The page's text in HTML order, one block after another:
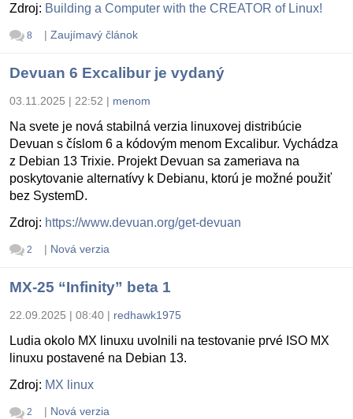
Zdroj: Building a Computer with the CREATOR of Linux!
8 | Zaujímavý článok
Devuan 6 Excalibur je vydaný
03.11.2025 | 22:52 | menom
Na svete je nová stabilná verzia linuxovej distribúcie
Devuan s číslom 6 a kódovým menom Excalibur. Vychádza
z Debian 13 Trixie. Projekt Devuan sa zameriava na
poskytovanie alternatívy k Debianu, ktorú je možné použiť
bez SystemD.
Zdroj: https://www.devuan.org/get-devuan
2 | Nová verzia
MX-25 “Infinity” beta 1
22.09.2025 | 08:40 | redhawk1975
Ludia okolo MX linuxu uvolnili na testovanie prvé ISO MX
linuxu postavené na Debian 13.
Zdroj: MX linux
2 | Nová verzia